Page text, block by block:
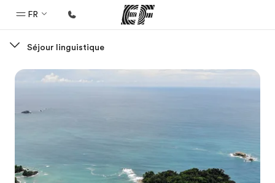
FR
Bienvenue chez EF
Trouver un bureau
Séjour linguistique